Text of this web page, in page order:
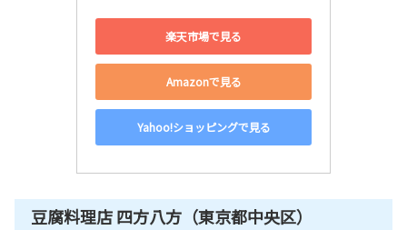
楽天市場で見る
Amazonで見る
Yahoo!ショッピングで見る
豆腐料理店 四方八方（東京都中央区）